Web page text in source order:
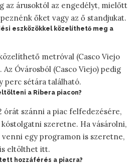
az árusoktól az engedélyt, mielőtt
őket vagy az ő standjukat.
eszközökkel közelíthető meg a
metróval (Casco Viejo
Az Óvárosból (Casco Viejo) pedig
perc sétára található.
a Ribera piacon?
órát szánni a piac felfedezésére,
szeretne. Ha vásárolni,
egy programon is szeretne,
eltölthet itt.
hozzáférés a piacra?